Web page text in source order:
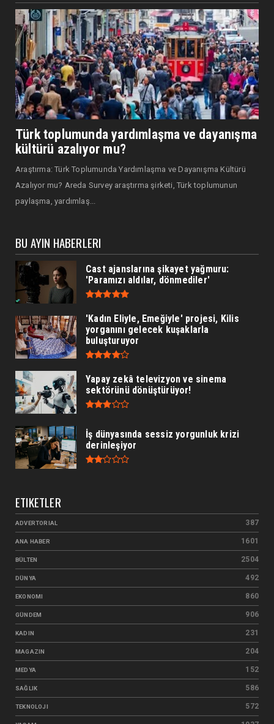
Türk toplumunda yardımlaşma ve dayanışma
kültürü azalıyor mu?
Araştırma: Türk Toplumunda Yardımlaşma ve Dayanışma Kültürü
Azalıyor mu? Areda Survey araştırma şirketi, Türk toplumunun
paylaşma, yardımlaş...
BU AYIN HABERLERI
Cast ajanslarına şikayet yağmuru:
'Paramızı aldılar, dönmediler'
'Kadın Eliyle, Emeğiyle' projesi, Kilis
yorganını gelecek kuşaklarla
buluşturuyor
Yapay zekâ televizyon ve sinema
sektörünü dönüştürüyor!
İş dünyasında sessiz yorgunluk krizi
derinleşiyor
ETIKETLER
ADVERTORIAL 387
ANA HABER 1601
BÜLTEN 2504
DÜNYA 492
EKONOMI 860
GÜNDEM 906
KADIN 231
MAGAZIN 204
MEDYA 152
SAĞLIK 586
TEKNOLOJI 572